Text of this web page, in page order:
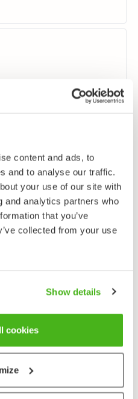
content and ads, to
and to analyse our traffic.
your use of our site with
and analytics partners who
that you’ve
collected from your use
Show details
cookies
auricomus
baudotii